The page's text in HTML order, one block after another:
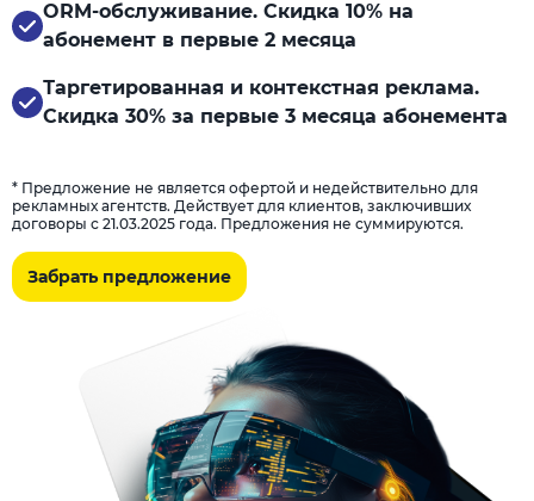
ORM-обслуживание. Скидка 10% на
абонемент в первые 2 месяца
Таргетированная и контекстная реклама.
Скидка 30% за первые 3 месяца абонемента
* Предложение не является офертой и недействительно для
рекламных агентств. Действует для клиентов, заключивших
договоры с 21.03.2025 года. Предложения не суммируются.
Забрать предложение